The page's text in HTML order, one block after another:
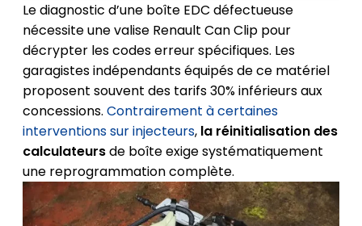
Le diagnostic d’une boîte EDC défectueuse
nécessite une valise Renault Can Clip pour
décrypter les codes erreur spécifiques. Les
garagistes indépendants équipés de ce matériel
proposent souvent des tarifs 30% inférieurs aux
concessions. Contrairement à certaines
interventions sur injecteurs, la réinitialisation des
calculateursde boîte exige systématiquement
une reprogrammation complète.